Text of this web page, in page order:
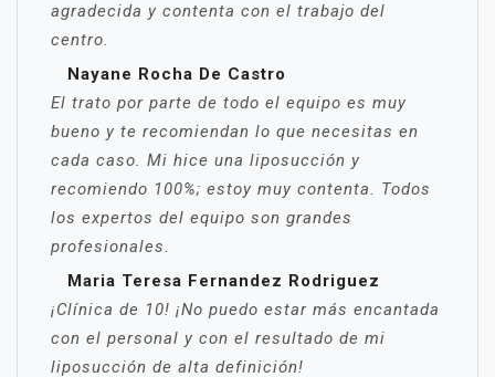
agradecida y contenta con el trabajo del
centro.
Nayane Rocha De Castro
El trato por parte de todo el equipo es muy
bueno y te recomiendan lo que necesitas en
cada caso. Mi hice una liposucción y
recomiendo 100%; estoy muy contenta. Todos
los expertos del equipo son grandes
profesionales.
Maria Teresa Fernandez Rodriguez
¡Clínica de 10! ¡No puedo estar más encantada
con el personal y con el resultado de mi
liposucción de alta definición!